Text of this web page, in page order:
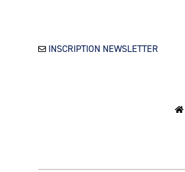
INSCRIPTION NEWSLETTER